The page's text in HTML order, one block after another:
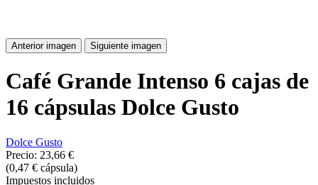
Anterior imagen Siguiente imagen
Café Grande Intenso 6 cajas de
16 cápsulas Dolce Gusto
Dolce Gusto
Precio: 23,66 €
(0,47 € cápsula)
Impuestos incluidos